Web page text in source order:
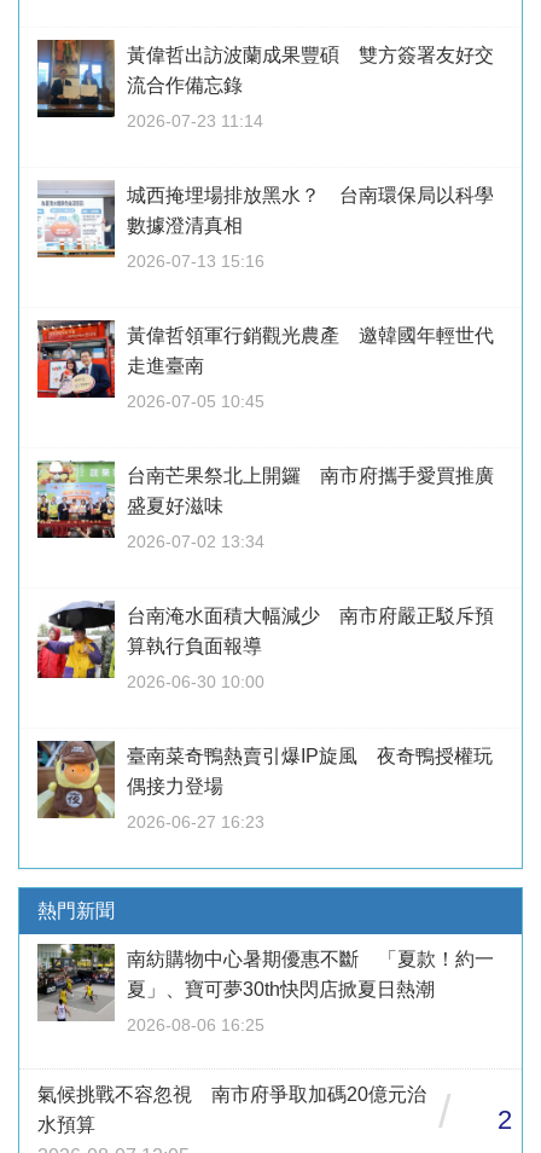
黃偉哲出訪波蘭成果豐碩 雙方簽署友好交
流合作備忘錄
2026-07-23 11:14
城西掩埋場排放黑水？ 台南環保局以科學
數據澄清真相
2026-07-13 15:16
黃偉哲領軍行銷觀光農產 邀韓國年輕世代
走進臺南
2026-07-05 10:45
台南芒果祭北上開鑼 南市府攜手愛買推廣
盛夏好滋味
2026-07-02 13:34
台南淹水面積大幅減少 南市府嚴正駁斥預
算執行負面報導
2026-06-30 10:00
臺南菜奇鴨熱賣引爆IP旋風 夜奇鴨授權玩
偶接力登場
2026-06-27 16:23
熱門新聞
南紡購物中心暑期優惠不斷 「夏款！約一
夏」、寶可夢30th快閃店掀夏日熱潮
2026-08-06 16:25
氣候挑戰不容忽視 南市府爭取加碼20億元治
水預算
/ 2